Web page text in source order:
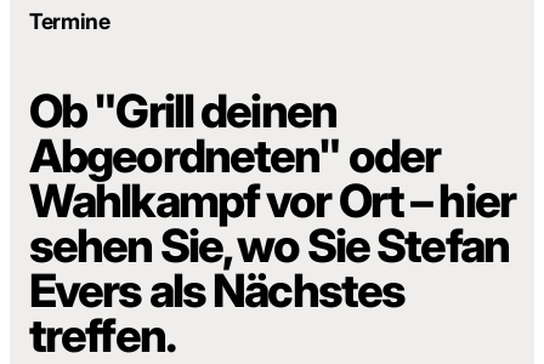
Termine
Ob "Grill deinen
Abgeordneten" oder
Wahlkampf vor Ort – hier
sehen Sie, wo Sie Stefan
Evers als Nächstes
treffen.